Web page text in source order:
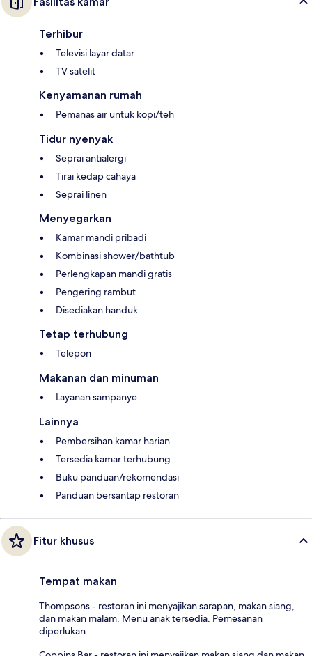
Terhibur
Televisi layar datar
TV satelit
Kenyamanan rumah
Pemanas air untuk kopi/teh
Tidur nyenyak
Seprai antialergi
Tirai kedap cahaya
Seprai linen
Menyegarkan
Kamar mandi pribadi
Kombinasi shower/bathtub
Perlengkapan mandi gratis
Pengering rambut
Disediakan handuk
Tetap terhubung
Telepon
Makanan dan minuman
Layanan sampanye
Lainnya
Pembersihan kamar harian
Tersedia kamar terhubung
Buku panduan/rekomendasi
Panduan bersantap restoran
Fitur khusus
Tempat makan
Thompsons - restoran ini menyajikan sarapan, makan siang,
dan makan malam. Menu anak tersedia. Pemesanan
diperlukan.